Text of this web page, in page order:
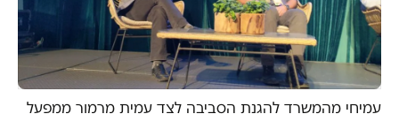
עמיחי מהמשרד להגנת הסביבה לצד עמית מרמור ממפעל